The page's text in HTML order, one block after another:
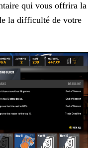
qui vous offrira la
la difficulté de votre